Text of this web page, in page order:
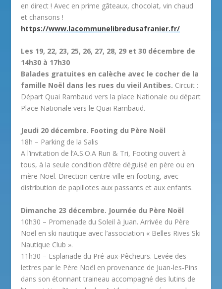
en direct ! Avec en prime gâteaux, chocolat, vin chaud
et chansons !
https://www.lacommunelibredusafranier.fr/
Les 19, 22, 23, 25, 26, 27, 28, 29 et 30 décembre de
14h30 à 17h30
Balades gratuites en calèche avec le cocher de la
famille Noël dans les rues du vieil Antibes. Circuit :
Départ Quai Rambaud vers la place Nationale ou départ
Place Nationale vers le Quai Rambaud.
Jeudi 20 décembre. Footing du Père Noël
18h – Parking de la Salis
A l’invitation de l’A.S.O.A Run & Tri, Footing ouvert à
tous, à la seule condition d’être déguisé en père ou en
mère Noël. Direction centre-ville en footing, avec
distribution de papillotes aux passants et aux enfants.
Dimanche 23 décembre. Journée du Père Noël
10h30 – Promenade du Soleil à Juan. Arrivée du Père
Noël en ski nautique avec l’association « Belles Rives Ski
Nautique Club ».
11h30 – Esplanade du Pré-aux-Pêcheurs. Levée des
lettres par le Père Noël en provenance de Juan-les-Pins
dans son étonnant traineau accompagné des lutins de